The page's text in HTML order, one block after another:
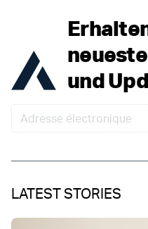
und
LATEST STORIES